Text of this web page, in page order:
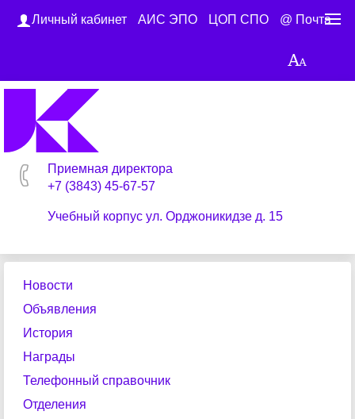
Личный кабинет АИС ЭПО ЦОП СПО @ Почта
Приемная директора
+7 (3843) 45-67-57
Учебный корпус ул. Орджоникидзе д. 15
Новости
Объявления
История
Награды
Телефонный справочник
Отделения